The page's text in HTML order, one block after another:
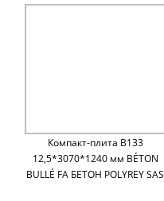
Компакт-плита B133
12,5*3070*1240 мм BÉTON
BULLÉ FA БЕТОН POLYREY SAS